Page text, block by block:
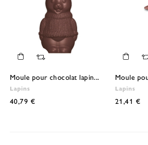
Moule pour chocolat lapin...
Lapins
40,79 €
Moule
Lapins
21,41 €